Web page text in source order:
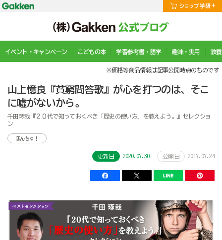
イベント・キャンペーン こどもの本 学習参考書・語学 趣味・実用 教
※価格等商品情報は記事公開時点のものです
山上憶良『貧窮問答歌』が心を打つのは、そこ
に噓がないから。
千田琢哉『２０代で知っておくべき「歴史の使い方」を教えよう。』セレクショ
ン
ほんちゅ！
更新日 2020.07.30 公開日 2017.07.24